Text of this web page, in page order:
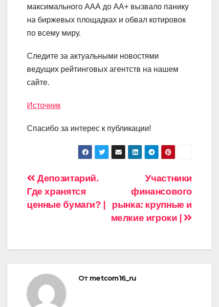
максимального ААА до АА+ вызвало панику
на биржевых площадках и обвал котировок
по всему миру.
Следите за актуальными новостями
ведущих рейтинговых агентств на нашем
сайте.
Источник
Спасибо за интерес к публикации!
Навигация
по
Участники
финансового
рынка: крупные и
мелкие игроки |
Депозитарий.
Где хранятся
ценные бумаги? |
От metcom16_ru